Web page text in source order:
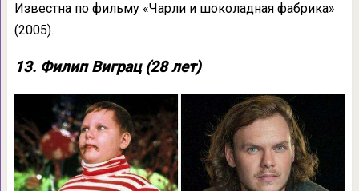
Известна по фильму «Чарли и шоколадная фабрика»
(2005).
13. Филип Виграц (28 лет)